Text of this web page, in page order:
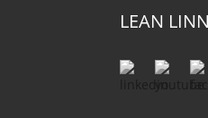
LEAN LINN